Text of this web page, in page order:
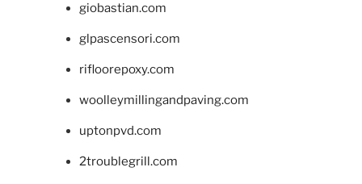
giobastian.com
glpascensori.com
rifloorepoxy.com
woolleymillingandpaving.com
uptonpvd.com
2troublegrill.com